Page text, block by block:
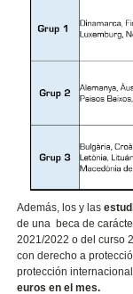
Además, los y las
de una beca de
2021/2022 o del curso
con derecho a
protección
euros en el mes.